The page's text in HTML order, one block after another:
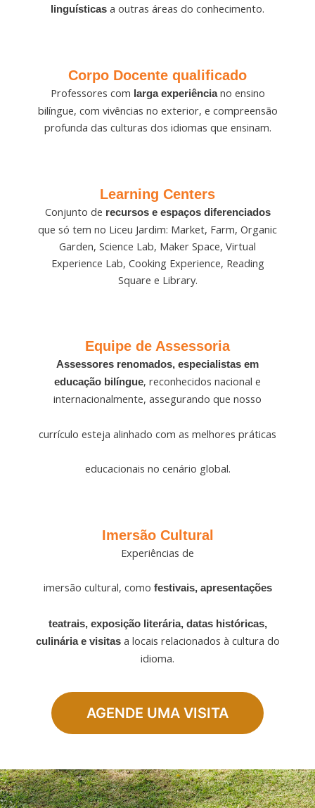
linguísticas a outras áreas do conhecimento.
Corpo Docente qualificado
Professores com larga experiênciano ensino
bilíngue, com vivências no exterior, e compreensão
profunda das culturas dos idiomas que ensinam.
Learning Centers
Conjunto de recursos e espaços diferenciados
que só tem no Liceu Jardim: Market, Farm, Organic
Garden, Science Lab, Maker Space, Virtual
Experience Lab, Cooking Experience, Reading
Square e Library.
Equipe de Assessoria
Assessores renomados, especialistas em
educação bilíngue, reconhecidos nacional e
internacionalmente, assegurando que nosso
currículo esteja alinhado com as melhores práticas
educacionais no cenário global.
Imersão Cultural
Experiências de
imersão cultural, como festivais, apresentações
teatrais, exposição literária, datas históricas,
culinária e visitasa locais relacionados à cultura do
idioma.
AGENDE UMA VISITA